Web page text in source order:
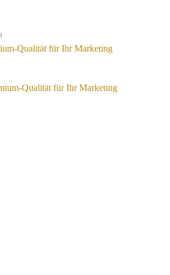
Qualität für Ihr Marketing